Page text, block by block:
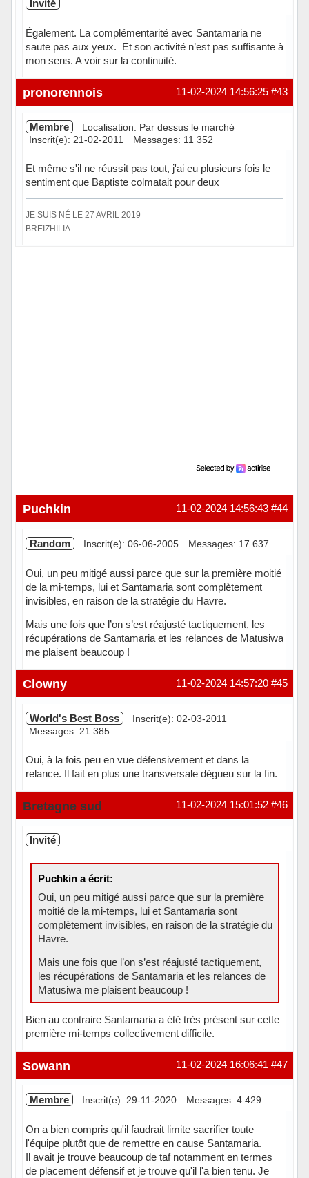
Invité
Également. La complémentarité avec Santamaria ne
saute pas aux yeux. Et son activité n’est pas suffisante à
mon sens. A voir sur la continuité.
#43
11-02-2024 14:56:25
pronorennois
Membre
Localisation: Par dessus le marché
Inscrit(e): 21-02-2011
Messages: 11 352
Et même s'il ne réussit pas tout, j'ai eu plusieurs fois le
sentiment que Baptiste colmatait pour deux
JE SUIS NÉ LE 27 AVRIL 2019
BREIZHILIA
#44
11-02-2024 14:56:43
Puchkin
Random Inscrit(e): 06-06-2005 Messages: 17 637
Oui, un peu mitigé aussi parce que sur la première moitié
de la mi-temps, lui et Santamaria sont complètement
invisibles, en raison de la stratégie du Havre.
Mais une fois que l’on s’est réajusté tactiquement, les
récupérations de Santamaria et les relances de Matusiwa
me plaisent beaucoup !
Hors ligne #45
11-02-2024 14:57:20
Clowny
World's Best Boss
Inscrit(e): 02-03-2011
Messages: 21 385
Oui, à la fois peu en vue défensivement et dans la
relance. Il fait en plus une transversale dégueu sur la fin.
Hors ligne #46
11-02-2024 15:01:52
Bretagne sud
Invité
Puchkin a écrit:
Oui, un peu mitigé aussi parce que sur la première
moitié de la mi-temps, lui et Santamaria sont
complètement invisibles, en raison de la stratégie du
Havre.
Mais une fois que l’on s’est réajusté tactiquement,
les récupérations de Santamaria et les relances de
Matusiwa me plaisent beaucoup !
Bien au contraire Santamaria a été très présent sur cette
première mi-temps collectivement difficile.
#47
11-02-2024 16:06:41
Sowann
Membre Inscrit(e): 29-11-2020 Messages: 4 429
On a bien compris qu'il faudrait limite sacrifier toute
l'équipe plutôt que de remettre en cause Santamaria.
Il avait je trouve beaucoup de taf notamment en termes
de placement défensif et je trouve qu'il l'a bien tenu. Je